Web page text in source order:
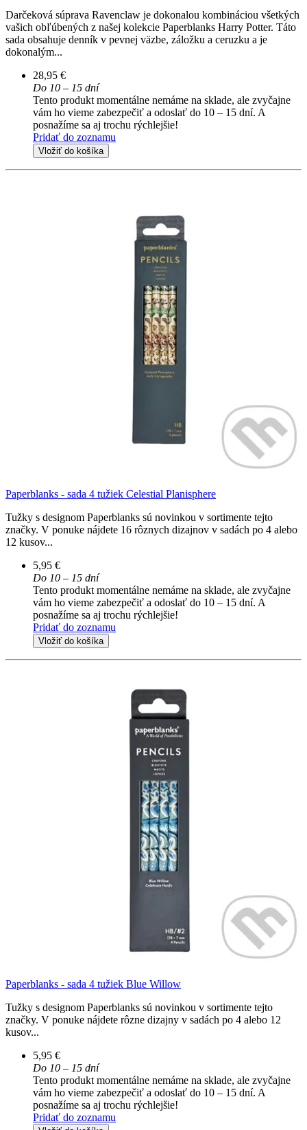
Darčeková súprava Ravenclaw je dokonalou kombináciou všetkých
vašich obľúbených z našej kolekcie Paperblanks Harry Potter. Táto
sada obsahuje denník v pevnej väzbe, záložku a ceruzku a je
dokonalým...
28,95 €
Do 10 – 15 dní
Tento produkt momentálne nemáme na sklade, ale zvyčajne
vám ho vieme zabezpečiť a odoslať do 10 – 15 dní. A
posnažíme sa aj trochu rýchlejšie!
Pridať do zoznamu
Vložiť do košíka
Paperblanks - sada 4 tužiek Celestial Planisphere
Tužky s designom Paperblanks sú novinkou v sortimente tejto
značky. V ponuke nájdete 16 rôznych dizajnov v sadách po 4 alebo
12 kusov...
5,95 €
Do 10 – 15 dní
Tento produkt momentálne nemáme na sklade, ale zvyčajne
vám ho vieme zabezpečiť a odoslať do 10 – 15 dní. A
posnažíme sa aj trochu rýchlejšie!
Pridať do zoznamu
Vložiť do košíka
Paperblanks - sada 4 tužiek Blue Willow
Tužky s designom Paperblanks sú novinkou v sortimente tejto
značky. V ponuke nájdete rôzne dizajny v sadách po 4 alebo 12
kusov...
5,95 €
Do 10 – 15 dní
Tento produkt momentálne nemáme na sklade, ale zvyčajne
vám ho vieme zabezpečiť a odoslať do 10 – 15 dní. A
posnažíme sa aj trochu rýchlejšie!
Pridať do zoznamu